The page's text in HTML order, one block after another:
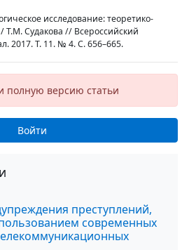
исследование: теоретико-
Т.М. Судакова // Всероссийский
2017. Т. 11. № 4. С. 656–665.
полную версию статьи
Войти
преступлений,
современных